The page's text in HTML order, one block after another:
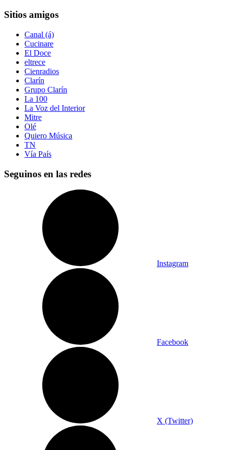
Sitios amigos
Canal (á)
Cucinare
El Doce
eltrece
Cienradios
Clarín
Grupo Clarín
La 100
La Voz del Interior
Mitre
Olé
Quiero Música
TN
Vía País
Seguinos en las redes
Instagram
Facebook
X (Twitter)